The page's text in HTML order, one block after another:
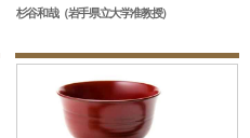
杉谷和哉（岩手県立大学准教授）